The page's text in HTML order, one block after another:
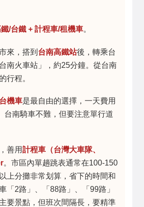
/台鐵 + 計程車/租機車。
來，搭到 台南高鐵站後，轉乘台
南火車站」，約25分鐘。從台南
行程。
機車是最自由的選擇，一天費用
台南騎車不難，但要注意單行道
善用計程車（台灣大車隊、
。市區內單趟跳表通常在100-150
上分攤非常划算，省下的時間和
「2路」、「88路」、「99路」
要景點，但班次間隔長，要精準